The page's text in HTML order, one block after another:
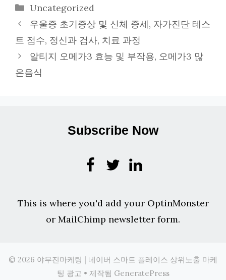
카
테
고
리
Uncategorized
우울증 초기증상 및 신체 증세, 자가진단 테스
트 점수, 정신과 검사, 치료 과정
알티지 오메가3 효능 및 부작용, 오메가3 많
은음식
Subscribe Now
This is where you'd add your OptinMonster
or MailChimp newsletter form.
© 2026 야무진마케팅 | 네이버 스마트 플레이스 상위노출 마케
팅 광고 • 제작됨 GeneratePress